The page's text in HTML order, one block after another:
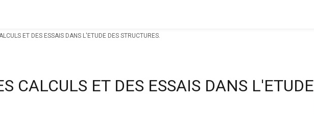
ET DES ESSAIS DANS L'ETUDE DES STRUCTURES.
CALCULS ET DES ESSAIS DANS L'ETUDE